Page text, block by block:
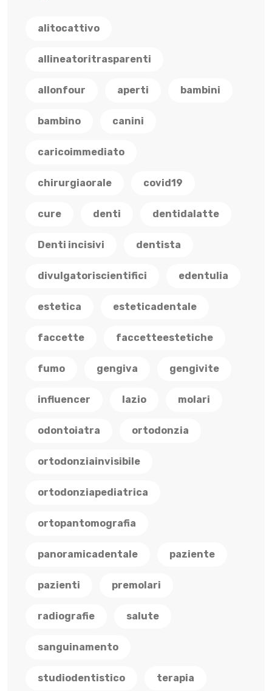
alitocattivo
allineatoritrasparenti
allonfour aperti bambini
bambino canini
caricoimmediato
chirurgiaorale covid19
cure denti dentidalatte
Denti incisivi dentista
divulgatoriscientifici edentulia
estetica esteticadentale
faccette faccetteestetiche
fumo gengiva gengivite
influencer lazio molari
odontoiatra ortodonzia
ortodonziainvisibile
ortodonziapediatrica
ortopantomografia
panoramicadentale paziente
pazienti premolari
radiografie salute
sanguinamento
studiodentistico terapia